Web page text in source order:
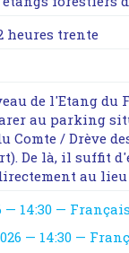
heures trente
de l'Etang du
au parking
Comte / Drève
De là, il suffit
au lieu
— 14:30 — Français
— 14:30 —